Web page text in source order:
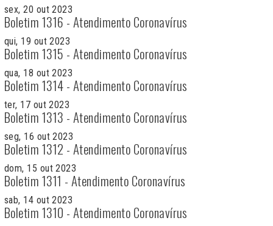
sex, 20 out 2023
Boletim 1316 - Atendimento Coronavírus
qui, 19 out 2023
Boletim 1315 - Atendimento Coronavírus
qua, 18 out 2023
Boletim 1314 - Atendimento Coronavírus
ter, 17 out 2023
Boletim 1313 - Atendimento Coronavírus
seg, 16 out 2023
Boletim 1312 - Atendimento Coronavírus
dom, 15 out 2023
Boletim 1311 - Atendimento Coronavírus
sab, 14 out 2023
Boletim 1310 - Atendimento Coronavírus